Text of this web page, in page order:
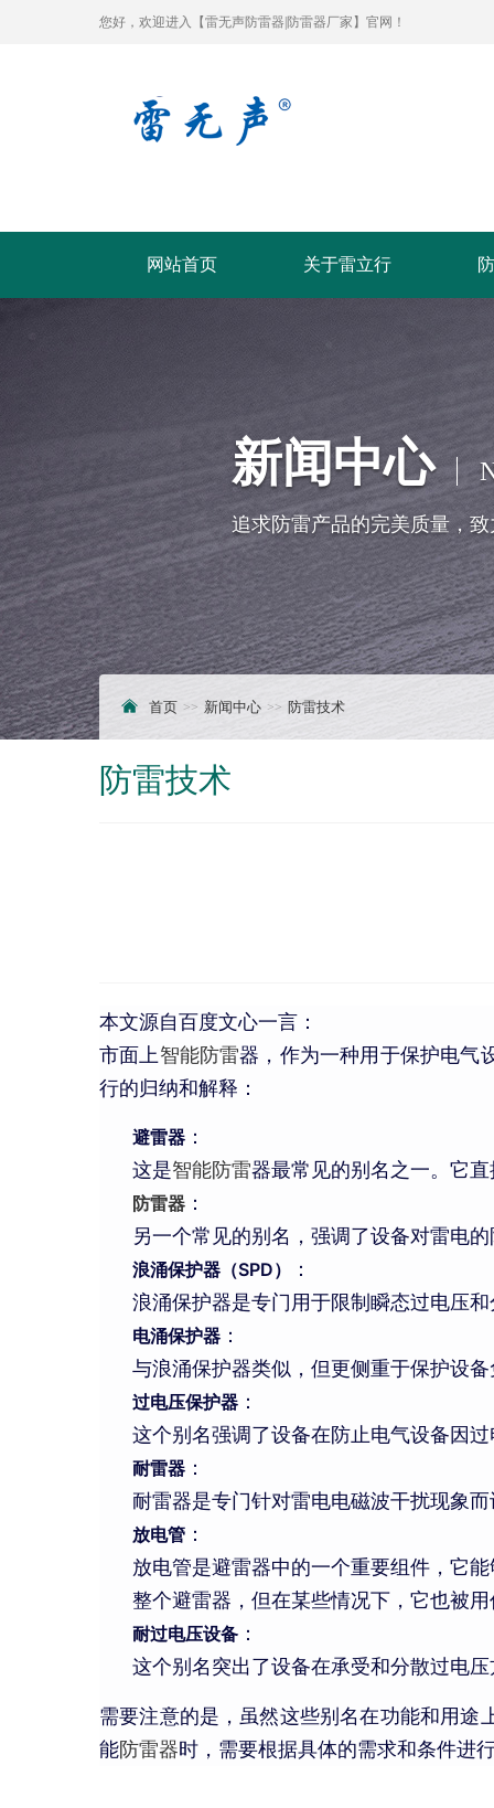
您好，欢迎进入【雷无声防雷器|防雷器厂家】官网！
网站首页 关于雷立行
新闻中心
追求防雷产品的完美质量，
首页 新闻中心 防雷技术
防雷技术
本文源自百度文心一言：
市面上智能防雷器，作为一种用于保护电气
行的归纳和解释：
避雷器 ：
这是智能防雷器最常见的别名之一。它
防雷器 ：
另一个常见的别名，强调了设备对雷电
浪涌保护器（SPD）
：
浪涌保护器是专门用于限制瞬态过电压
电涌保护器 ：
与浪涌保护器类似，但更侧重于保护设
过电压保护器 ：
这个别名强调了设备在防止电气设备因
耐雷器 ：
耐雷器是专门针对雷电电磁波干扰现象
放电管 ：
放电管是避雷器中的一个重要组件，它
整个避雷器，但在某些情况下，它也被
耐过电压设备 ：
这个别名突出了设备在承受和分散过电
需要注意的是，虽然这些别名在功能和用途
能防雷器时，需要根据具体的需求和条件进